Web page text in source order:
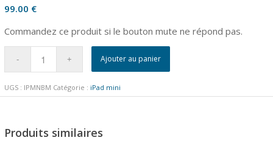
99.00 €
Commandez ce produit si le bouton mute ne répond pas.
Ajouter au panier
UGS : IPMNBM Catégorie : iPad mini
Produits similaires